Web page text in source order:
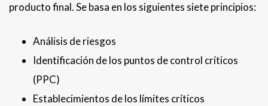
producto final. Se basa en los siguientes siete principios:
Análisis de riesgos
Identificación de los puntos de control críticos
(PPC)
Establecimientos de los límites críticos